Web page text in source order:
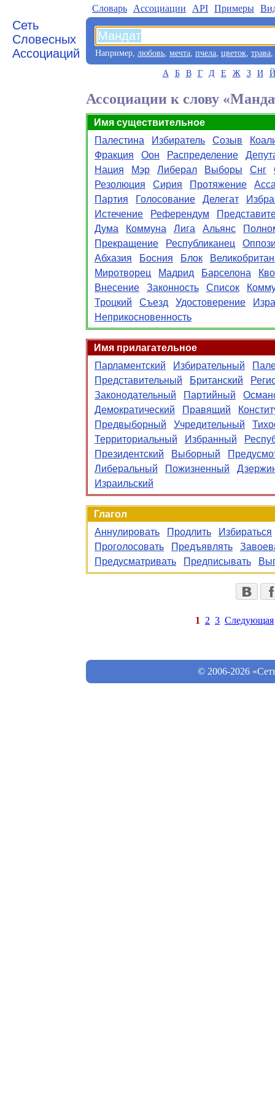
Сеть
Словесных
Ассоциаций
Словарь Aссоциации API Примеры
Например, любовь, мечта, пчела, цветок, трава,
А Б В Г Д Е Ж З И Й
Ассоциации к слову
Имя существительное
Палестина
Избиратель Созыв
Фракция
Оон Распределение
Нация
Мэр Либерал Выборы Снг
Резолюция
Сирия Протяжение
Партия
Голосование Делегат
Истечение
Референдум
Дума
Коммуна Лига Альянс
Прекращение
Республиканец
Абхазия
Босния Блок
Миротворец
Мадрид Барселона
Внесение
Законность Список
Троцкий
Съезд Удостоверение
Неприкосновенность
Имя прилагательное
Парламентский
Избирательный
Представительный
Британский
Законодательный
Партийный
Демократический
Правящий
Предвыборный
Учредительный
Территориальный
Избранный
Президентский
Выборный
Либеральный
Пожизненный
Израильский
Глагол
Аннулировать
Продлить
Избираться
Проголосовать
Предъявлять
Предусматривать
Предписывать
1 2 3 Следующая
© 2006-2026